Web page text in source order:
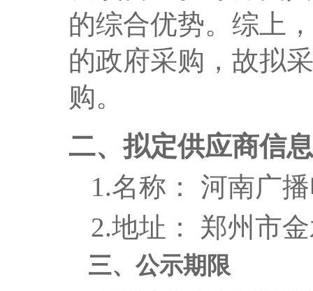
的综合优势。综上
的政府采购，故拟
购。
二、拟定供应商信息
1.名称： 河南广
2.地址： 郑州市
三、公示期限